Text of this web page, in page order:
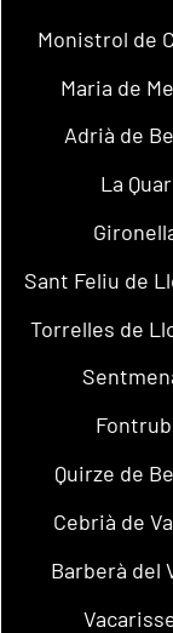
Monistrol de
Maria de
Adrià de
La Quar
Sant Feliu de
Torrelles de
Quirze de
Cebrià de
Barberà del